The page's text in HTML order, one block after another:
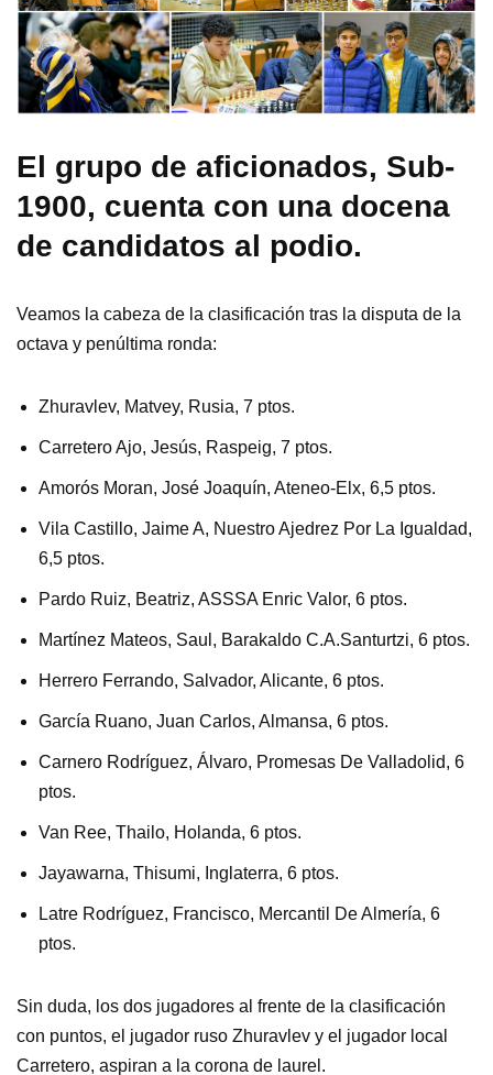
El grupo de aficionados, Sub-
1900, cuenta con una docena
de candidatos al podio.
Veamos la cabeza de la clasificación tras la disputa de la
octava y penúltima ronda:
Zhuravlev, Matvey, Rusia, 7 ptos.
Carretero Ajo, Jesús, Raspeig, 7 ptos.
Amorós Moran, José Joaquín, Ateneo-Elx, 6,5 ptos.
Vila Castillo, Jaime A, Nuestro Ajedrez Por La Igualdad,
6,5 ptos.
Pardo Ruiz, Beatriz, ASSSA Enric Valor, 6 ptos.
Martínez Mateos, Saul, Barakaldo C.A.Santurtzi, 6 ptos.
Herrero Ferrando, Salvador, Alicante, 6 ptos.
García Ruano, Juan Carlos, Almansa, 6 ptos.
Carnero Rodríguez, Álvaro, Promesas De Valladolid, 6
ptos.
Van Ree, Thailo, Holanda, 6 ptos.
Jayawarna, Thisumi, Inglaterra, 6 ptos.
Latre Rodríguez, Francisco, Mercantil De Almería, 6
ptos.
Sin duda, los dos jugadores al frente de la clasificación
con puntos, el jugador ruso Zhuravlev y el jugador local
Carretero, aspiran a la corona de laurel.